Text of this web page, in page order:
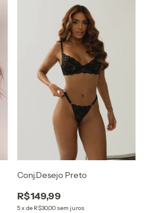
Conj.Desejo Preto
R$149,99
5x de R$30,00 sem juros